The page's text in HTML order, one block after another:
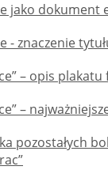
jako dokument
- znaczenie
– opis
–
pozostałych